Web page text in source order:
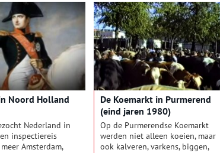
Ruijter ging als
Hagelingerweg 125 om ruimte
te maken voor het vrije
schootsveld van de
landverdediging van de
Festung IJmuiden. Ze kwamen
terecht in een huis van oouder
mensen die waren geëvacueerd.
De inventaris was nog
aanwezig. Toen het vrije
schootsveld nog verder zou
worden uitgebreid moesten ze
weer verhuizen, dit keer naar
een woning achter de kerk.
Uiteindelijk kwam er van de
Noord Holland
Nederland in
inspectiereis
Amsterdam,
De Koemarkt in Purmerend
(eind jaren 1980)
Op de Purmerendse Koemarkt
werden niet alleen koeien, maar
ook kalveren, varkens, biggen,